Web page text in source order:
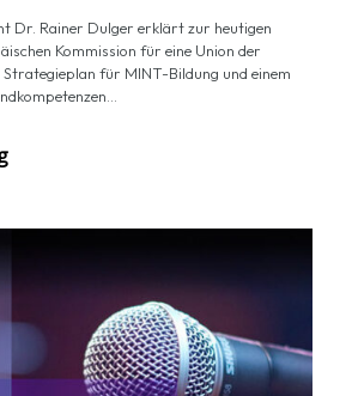
Dr. Rainer Dulger erklärt zur heutigen
Kommission für eine Union der
Strategieplan für MINT-Bildung und einem